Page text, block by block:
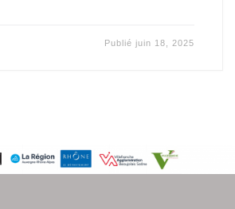
Publié juin 18, 2025